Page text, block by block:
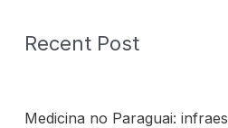
Recent Post
Medicina no Paraguai: